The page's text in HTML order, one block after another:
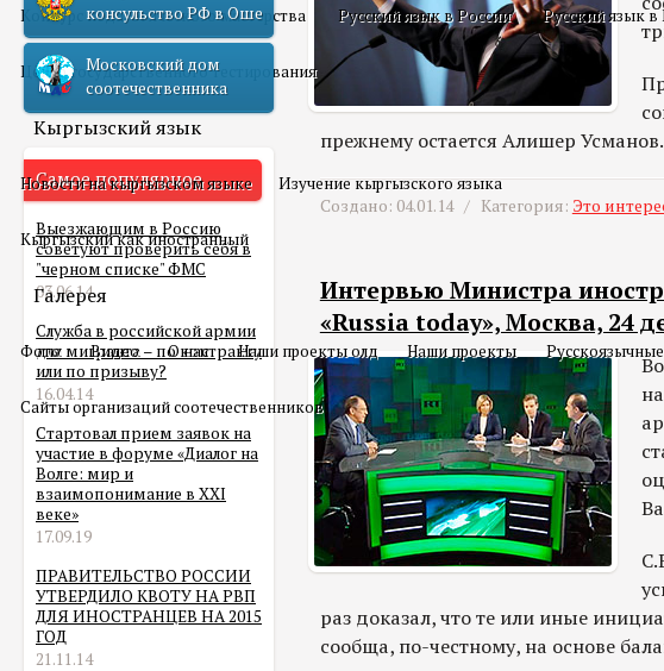
Конкурс педагогического мастерства Русский язык в России Русский язык в
Центр государственного тестирования
Кыргызский язык
Новости на кыргызском языке Изучение кыргызского языка
Кыргызский как иностранный
Галерея
Фото Видео О нас Наши проекты олд Наши проекты
Сайты организаций соотечественников
консульство РФ в Оше
Московский дом
соотечественника
Самое популярное
Выезжающим в Россию
советуют проверить себя в
"черном списке" ФМС
03.06.14
Служба в российской армии
для мигранта – по контракту
или по призыву?
16.04.14
Стартовал прием заявок на
участие в форуме «Диалог на
Волге: мир и
взаимопонимание в XXI
веке»
17.09.19
ПРАВИТЕЛЬСТВО РОССИИ
УТВЕРДИЛО КВОТУ НА РВП
ДЛЯ ИНОСТРАНЦЕВ НА 2015
ГОД
21.11.14
прежнему остается Алишер
Создано: 04.01.14 / Категория: Это
Интервью Министра
«Russia today», Москва, 24
раз доказал, что те или иные
сообща, по-честному, на основе